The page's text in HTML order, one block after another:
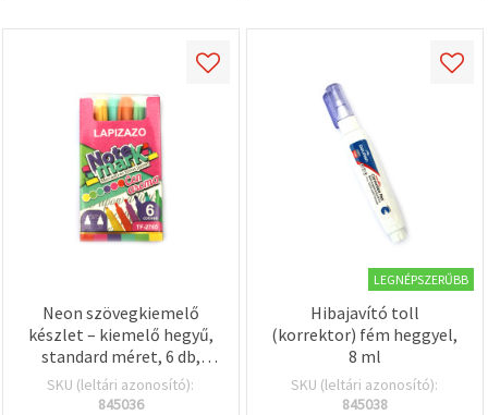
Neon szövegkiemelő
készlet – kiemelő hegyű,
standard méret, 6 db,
vegyes színek – iskolába,
irodába és tankönyvekhez
SKU (leltári azonosító):
845036
LEGNÉPSZERŰBB
Hibajavító toll
(korrektor) fém heggyel,
8 ml
SKU (leltári azonosító):
845038